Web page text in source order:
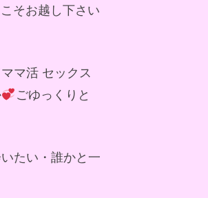
そお越し下さい
マ活 セックス
ごゆっくりと
たい・誰かと一